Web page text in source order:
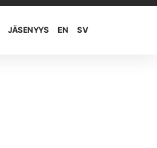
JÄSENYYS EN SV